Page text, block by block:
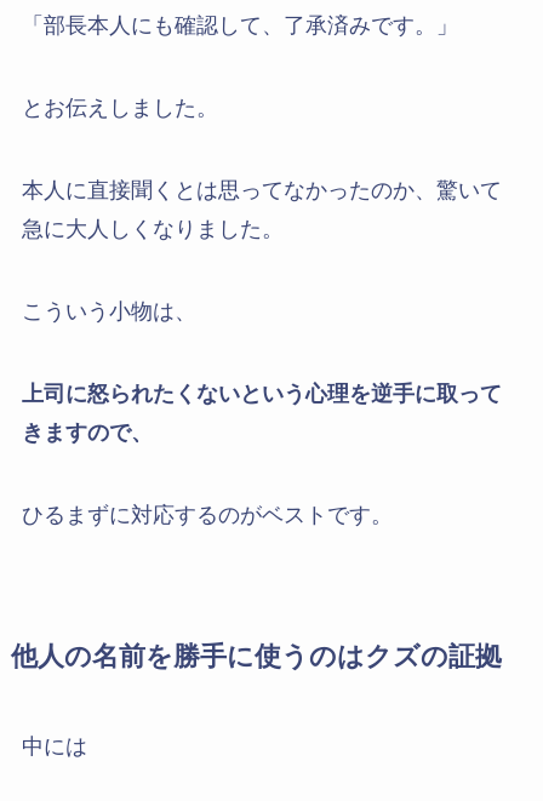
「部長本人にも確認して、了承済みです。」
とお伝えしました。
本人に直接聞くとは思ってなかったのか、驚いて
急に大人しくなりました。
こういう小物は、
上司に怒られたくないという心理を逆手に取って
きますので、
ひるまずに対応するのがベストです。
他人の名前を勝手に使うのはクズの証拠
中には